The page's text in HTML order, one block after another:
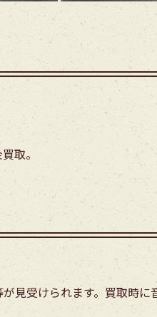
取。
見受けられます。買取時に